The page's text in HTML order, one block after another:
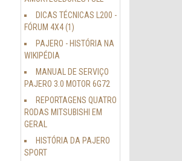
DICAS TÉCNICAS L200 -
FÓRUM 4X4 (1)
PAJERO - HISTÓRIA NA
WIKIPÉDIA
MANUAL DE SERVIÇO
PAJERO 3.0 MOTOR 6G72
REPORTAGENS QUATRO
RODAS MITSUBISHI EM
GERAL
HISTÓRIA DA PAJERO
SPORT